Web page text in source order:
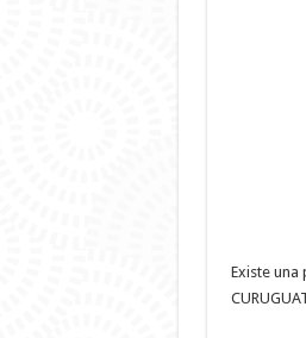
Existe una